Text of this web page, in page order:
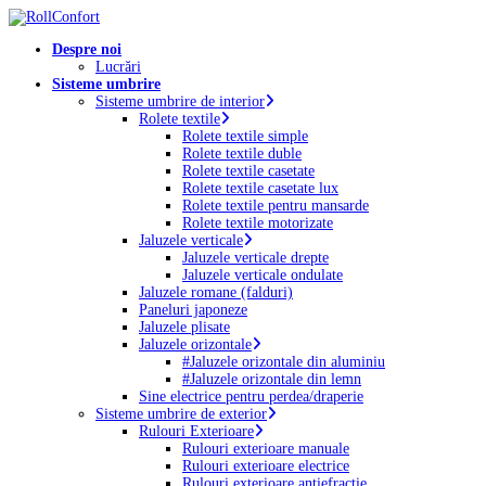
Skip
main
Menu
Despre noi
Lucrări
Sisteme umbrire
Sisteme umbrire de interior
Rolete textile
Rolete textile simple
Rolete textile duble
Rolete textile casetate
Rolete textile casetate lux
Rolete textile pentru mansarde
Rolete textile motorizate
Jaluzele verticale
Jaluzele verticale drepte
Jaluzele verticale ondulate
Jaluzele romane (falduri)
Paneluri japoneze
Jaluzele plisate
Jaluzele orizontale
#Jaluzele orizontale din aluminiu
#Jaluzele orizontale din lemn
Sine electrice pentru perdea/draperie
Sisteme umbrire de exterior
Rulouri Exterioare
Rulouri exterioare manuale
Rulouri exterioare electrice